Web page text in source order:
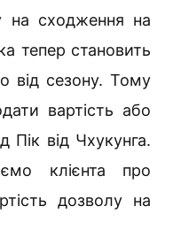
на сходження на
тепер становить
від сезону. Тому
вартість або
Пік від Чхукунга.
клієнта про
дозволу на